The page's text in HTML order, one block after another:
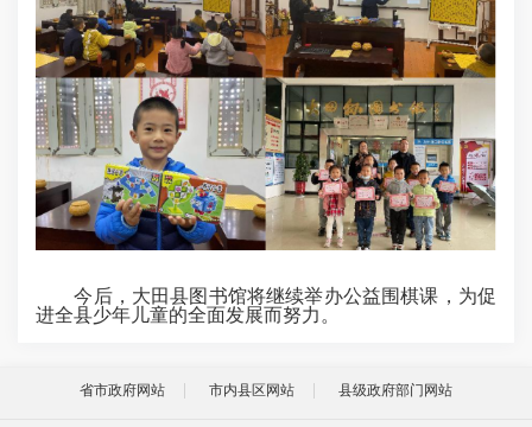
今后，大田县图书馆将继续举办公益围棋课，为促
进全县少年儿童的全面发展而努力。
省市政府网站 市内县区网站 县级政府部门网站